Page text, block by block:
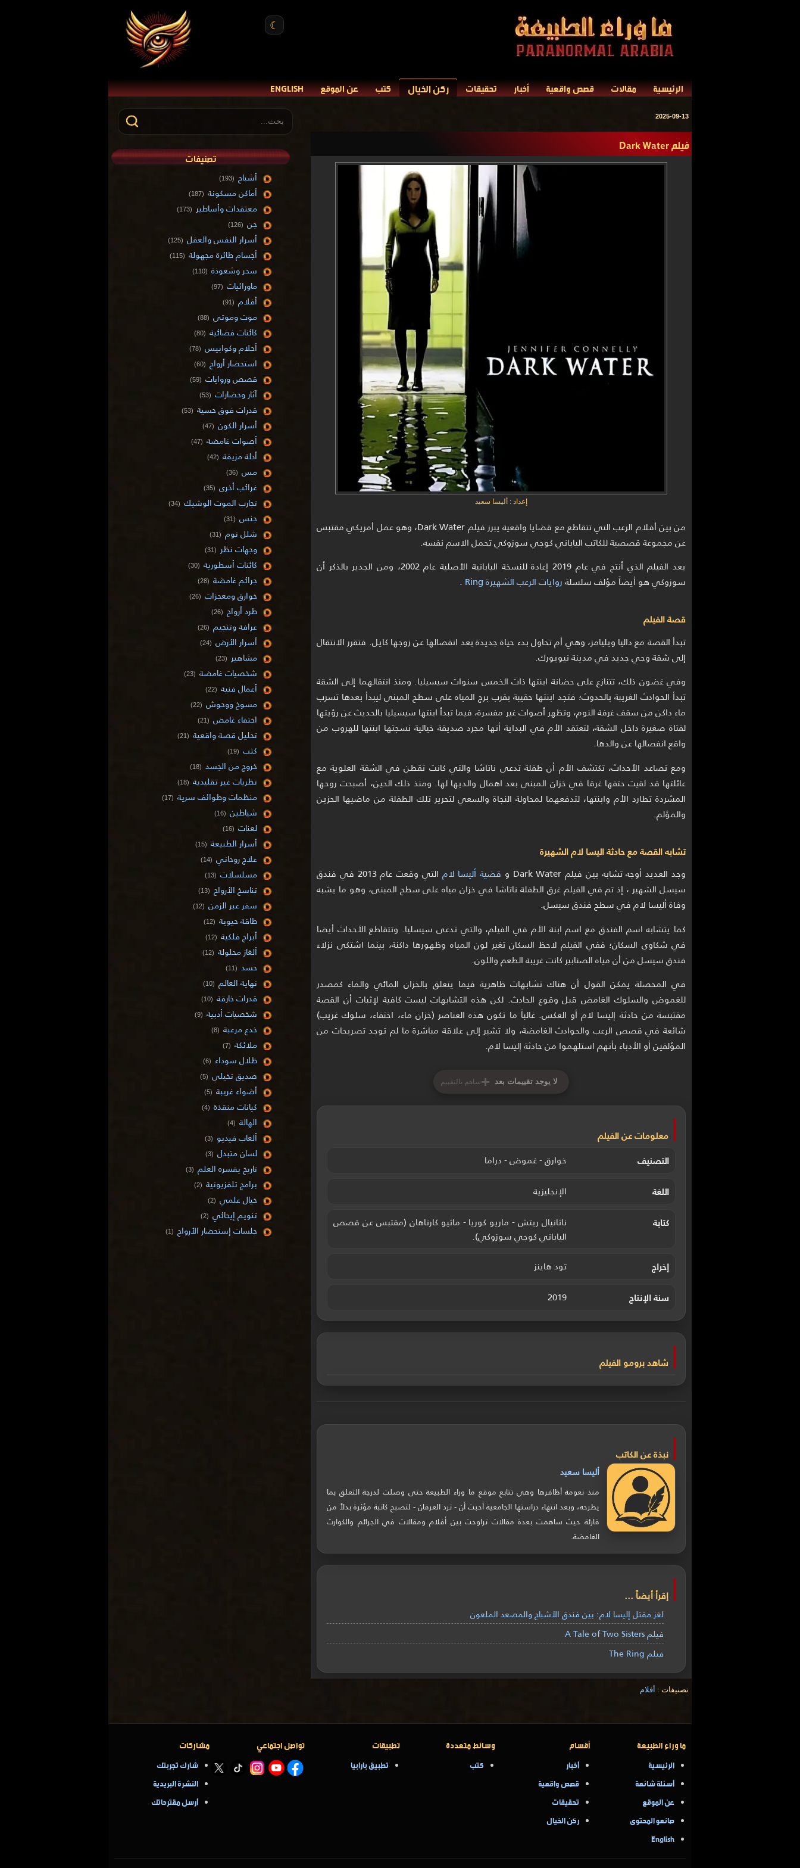
☾
الرئيسية مقالات قصص واقعية أخبار تحقيقات ركن الخيال كتب عن الموقع ENGLISH
2025-09-13
فيلم Dark Water
إعداد : أليسا سعيد
من بين أفلام الرعب التي تتقاطع مع قضايا واقعية يبرز فيلم Dark Water، وهو عمل أمريكي مقتبس
عن مجموعة قصصية للكاتب الياباني كوجي سوزوكي تحمل الاسم نفسه.
يعد الفيلم الذي أنتج في عام 2019 إعادة للنسخة اليابانية الأصلية عام 2002، ومن الجدير بالذكر أن
سوزوكي هو أيضاً مؤلف سلسلةروايات الرعب الشهيرة Ring .
قصة الفيلم
تبدأ القصة مع داليا ويليامز، وهي أم تحاول بدء حياة جديدة بعد انفصالها عن زوجها كايل. فتقرر الانتقال
إلى شقة وحي جديد في مدينة نيويورك.
وفي غضون ذلك، تتنازع على حضانة ابنتها ذات الخمس سنوات سيسيليا. ومنذ انتقالهما إلى الشقة
تبدأ الحوادث الغريبة بالحدوث؛ فتجد ابنتها حقيبة بقرب برج المياه على سطح المبنى ليبدأ بعدها تسرب
ماء داكن من سقف غرفة النوم، وتظهر أصوات غير مفسرة، فيما تبدأ ابنتها سيسيليا بالحديث عن رؤيتها
لفتاة صغيرة داخل الشقة، لتعتقد الأم في البداية أنها مجرد صديقة خيالية نسجتها ابنتها للهروب من
واقع انفصالها عن والدها.
ومع تصاعد الأحداث، تكتشف الأم أن طفلة تدعى ناتاشا والتي كانت تقطن في الشقة العلوية مع
عائلتها قد لقيت حتفها غرقا في خزان المبنى بعد اهمال والديها لها. ومنذ ذلك الحين، أصبحت روحها
المشردة تطارد الأم وابنتها، لتدفعهما لمحاولة النجاة والسعي لتحرير تلك الطفلة من ماضيها الحزين
والمؤلم.
تشابه القصة مع حادثة اليسا لام الشهيرة
وجد العديد أوجه تشابه بين فيلم Dark Water و
قضية أليسا لام
التي وقعت عام 2013 في فندق
سيسل الشهير ، إذ تم في الفيلم غرق الطفلة ناتاشا في خزان مياه على سطح المبنى، وهو ما يشبه
وفاة أليسا لام في سطح فندق سيسل.
كما يتشابه اسم الفندق مع اسم ابنة الأم في الفيلم، والتي تدعى سيسليا. وتتقاطع الأحداث أيضا
في شكاوى السكان؛ ففي الفيلم لاحظ السكان تغير لون المياه وظهورها داكنة، بينما اشتكى نزلاء
فندق سيسل من أن مياه الصنابير كانت غريبة الطعم واللون.
في المحصلة يمكن القول أن هناك تشابهات ظاهرية فيما يتعلق بالخزان المائي والماء كمصدر
للغموض والسلوك الغامض قبل وقوع الحادث. لكن هذه التشابهات ليست كافية لإثبات أن القصة
مقتبسة من حادثة إليسا لام أو العكس. غالباً ما تكون هذه العناصر (خزان ماء، اختفاء، سلوك غريب)
شائعة في قصص الرعب والحوادث الغامضة، ولا تشير إلى علاقة مباشرة ما لم توجد تصريحات من
المؤلفين أو الأدباء بأنهم استلهموا من حادثة إليسا لام.
لا يوجد تقييمات بعد +ساهم بالتقييم
معلومات عن الفيلم
التصنيف
خوارق - غموض - دراما
اللغة
الإنجليزية
كتابة
ناثانيال ريتش - ماريو كوريا - ماثيو كارناهان (مقتبس عن قصص
الياباني كوجي سوزوكي).
إخراج
تود هاينز
سنة الإنتاج
2019
شاهد برومو الفيلم
نبذة عن الكاتب
أليسا سعيد
منذ نعومة أظافرها وهي تتابع موقع ما وراء الطبيعة حتى وصلت لدرجة التعلق بما
يطرحه، وبعد انتهاء دراستها الجامعية أحبت أن - ترد العرفان - لتصبح كاتبة مؤثرة بدلاً من
قارئة حيث ساهمت بعدة مقالات تراوحت بين أفلام ومقالات في الجرائم والكوارث
الغامضة.
إقرأ أيضاً ...
لغز مقتل إليسا لام: بين فندق الأشباح والمصعد الملعون
فيلم A Tale of Two Sisters
فيلم The Ring
تصنيفات : أفلام
تصنيفات
أشباح (193)
أماكن مسكونة (187)
معتقدات وأساطير (173)
جن (126)
أسرار النفس والعقل (125)
أجسام طائرة مجهولة (115)
سحر وشعوذة (110)
ماورائيات (97)
أفلام (91)
موت وموتى (88)
كائنات فضائية (80)
أحلام وكوابيس (78)
استحضار أرواح (60)
قصص وروايات (59)
آثار وحضارات (53)
قدرات فوق حسية (53)
أسرار الكون (47)
أصوات غامضة (47)
أدلة مزيفة (42)
مس (36)
غرائب أخرى (35)
تجارب الموت الوشيك (34)
جنس (31)
شلل نوم (31)
وجهات نظر (31)
كائنات أسطورية (30)
جرائم غامضة (28)
خوارق ومعجزات (26)
طرد أرواح (26)
عرافة وتنجيم (26)
أسرار الأرض (24)
مشاهير (23)
شخصيات غامضة (23)
أعمال فنية (22)
مسوخ ووحوش (22)
اختفاء غامض (21)
تحليل قصة واقعية (21)
كتب (19)
خروج من الجسد (18)
نظريات غير تقليدية (18)
منظمات وطوائف سرية (17)
شياطين (16)
لعنات (16)
أسرار الطبيعة (15)
علاج روحاني (14)
مسلسلات (13)
تناسخ الأرواح (13)
سفر عبر الزمن (12)
طاقة حيوية (12)
أبراج فلكية (12)
ألغاز محلولة (12)
حسد (11)
نهاية العالم (10)
قدرات خارقة (10)
شخصيات أدبية (9)
خدع مرعبة (8)
ملائكة (7)
ظلال سوداء (6)
صديق تخيلي (5)
أضواء غريبة (5)
كيانات منقذة (4)
الهالة (4)
ألعاب فيديو (3)
لسان متبدل (3)
تاريخ يفسره العلم (3)
برامج تلفزيونية (2)
خيال علمي (2)
تنويم إيحائي (2)
جلسات إستحضار الأرواح (1)
ما وراء الطبيعة
الرئيسية
أسئلة شائعة
عن الموقع
صانعو المحتوى
English
أقسام
أخبار
قصص واقعية
تحقيقات
ركن الخيال
وسائط متعددة
كتب
تطبيقات
تطبيق بارابيا
تواصل اجتماعي مشاركات
شارك تجربتك
النشرة البريدية
أرسل مقترحاتك